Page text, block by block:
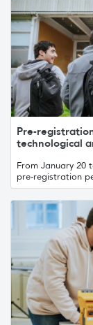
Pre-
technological
From January 20
pre-registration